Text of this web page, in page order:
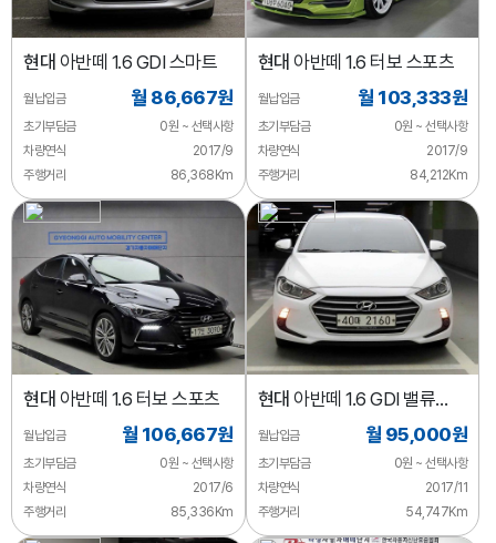
현대 아반떼 1.6 GDI 스마트
월납입금 월 86,667원
초기부담금
0원 ~ 선택사항
차량연식
2017/9
주행거리
86,368Km
현대 아반떼 1.6 터보 스포츠
월납입금 월 103,333원
초기부담금
0원 ~ 선택사항
차량연식
2017/9
주행거리
84,212Km
현대 아반떼 1.6 터보 스포츠
월납입금 월 106,667원
초기부담금
0원 ~ 선택사항
차량연식
2017/6
주행거리
85,336Km
현대 아반떼 1.6 GDI 밸류
플러스
월납입금 월 95,000원
초기부담금
0원 ~ 선택사항
차량연식
2017/11
주행거리
54,747Km